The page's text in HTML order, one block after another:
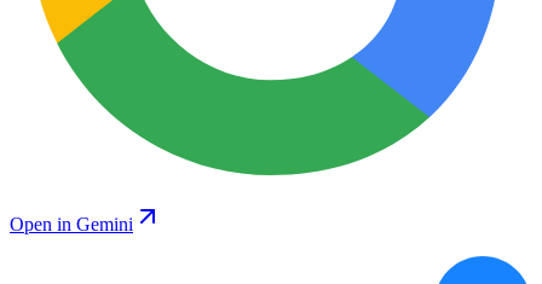
Open in Gemini